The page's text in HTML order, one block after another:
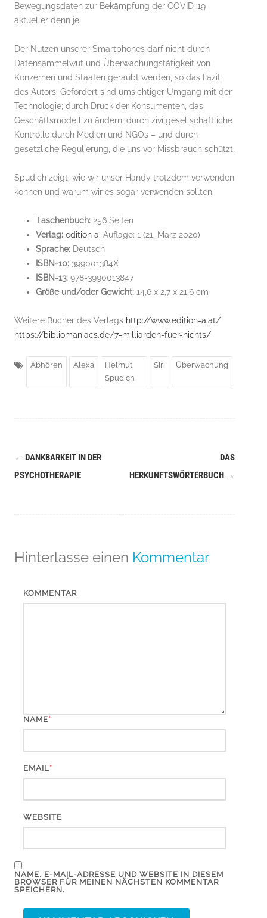
Bewegungsdaten zur Bekämpfung der COVID-19
aktueller denn je.
Der Nutzen unserer Smartphones darf nicht durch
Datensammelwut und Überwachungstätigkeit von
Konzernen und Staaten geraubt werden, so das Fazit
des Autors. Gefordert sind umsichtiger Umgang mit der
Technologie; durch Druck der Konsumenten, das
Geschäftsmodell zu ändern; durch zivilgesellschaftliche
Kontrolle durch Medien und NGOs – und durch
gesetzliche Regulierung, die uns vor Missbrauch schützt.
Spudich zeigt, wie wir unser Handy trotzdem verwenden
können und warum wir es sogar verwenden sollten.
Taschenbuch: 256 Seiten
Verlag: edition a; Auflage: 1 (21. März 2020)
Sprache: Deutsch
ISBN-10: 399001384X
ISBN-13: 978-3990013847
Größe und/oder Gewicht: 14,6 x 2,7 x 21,6 cm
Weitere Bücher des Verlags http://www.edition-a.at/
https://bibliomaniacs.de/7-milliarden-fuer-nichts/
Abhören Alexa
Helmut
Spudich
Siri Überwachung
Navigation
← DANKBARKEIT IN DER
PSYCHOTHERAPIE
DAS
HERKUNFTSWÖRTERBUCH →
Hinterlasse einen Kommentar
KOMMENTAR
NAME*
EMAIL*
WEBSITE
NAME, E-MAIL-ADRESSE UND WEBSITE IN DIESEM
BROWSER FÜR MEINEN NÄCHSTEN KOMMENTAR
SPEICHERN.